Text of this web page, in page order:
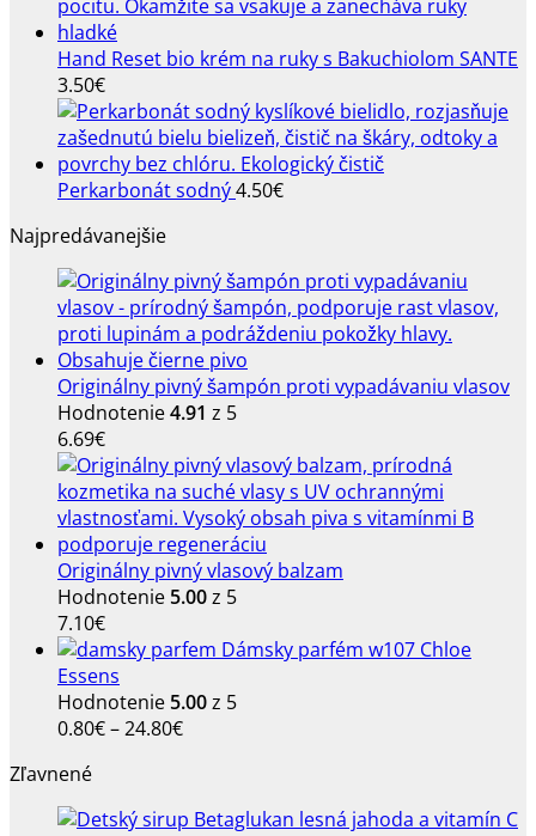
Hand Reset bio krém na ruky s Bakuchiolom SANTE
3.50€
Perkarbonát sodný4.50€
Najpredávanejšie
Originálny pivný šampón proti vypadávaniu vlasov
Hodnotenie4.91 z 5
6.69€
Originálny pivný vlasový balzam
Hodnotenie 5.00z 5
7.10€
Dámsky parfém w107 Chloe
Essens
Hodnotenie 5.00z 5
0.80€–24.80€Price
through
Zľavnené